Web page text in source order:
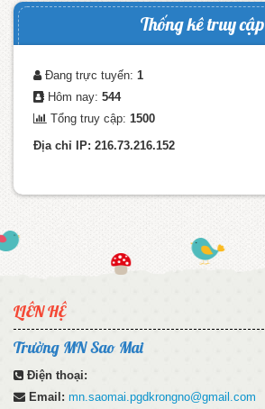
Thống kê truy cập
Đang trực tuyến: 1
Hôm nay: 544
Tổng truy cập: 1500
Địa chỉ IP: 216.73.216.152
LIÊN HỆ
Trường MN Sao Mai
Điện thoại:
Email: mn.saomai.pgdkrongno@gmail.com